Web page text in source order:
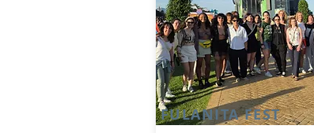
FULANITA FEST